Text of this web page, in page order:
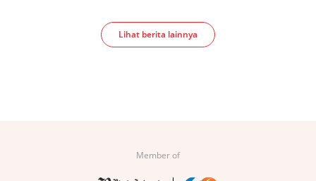
Lihat berita lainnya
Member of